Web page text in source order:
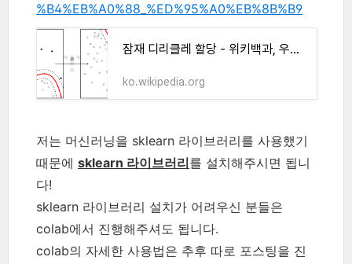
%B4%EB%A0%88_%ED%95%A0%EB%8B%B9
잠재 디리클레 할당 - 위키백과, 우리 모두의 백과사전
ko.wikipedia.org
저는 머신러닝을 sklearn 라이브러리를 사용했기
때문에 sklearn 라이브러리를 설치해주시면 됩니
다!
sklearn 라이브러리 설치가 어려우신 분들은
colab에서 진행해주셔도 됩니다.
colab의 자세한 사용법은 추후 따로 포스팅을 진